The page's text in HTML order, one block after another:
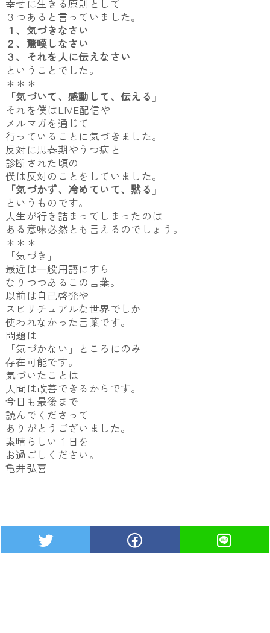
幸せに生きる原則として
３つあると言っていました。
１、気づきなさい
２、驚嘆しなさい
３、それを人に伝えなさい
ということでした。
＊＊＊
「気づいて、感動して、伝える」
それを僕はLIVE配信や
メルマガを通じて
行っていることに気づきました。
反対に思春期やうつ病と
診断された頃の
僕は反対のことをしていました。
「気づかず、冷めていて、黙る」
というものです。
人生が行き詰まってしまったのは
ある意味必然とも言えるのでしょう。
＊＊＊
「気づき」
最近は一般用語にすら
なりつつあるこの言葉。
以前は自己啓発や
スピリチュアルな世界でしか
使われなかった言葉です。
問題は
「気づかない」ところにのみ
存在可能です。
気づいたことは
人間は改善できるからです。
今日も最後まで
読んでくださって
ありがとうございました。
素晴らしい１日を
お過ごしください。
亀井弘喜